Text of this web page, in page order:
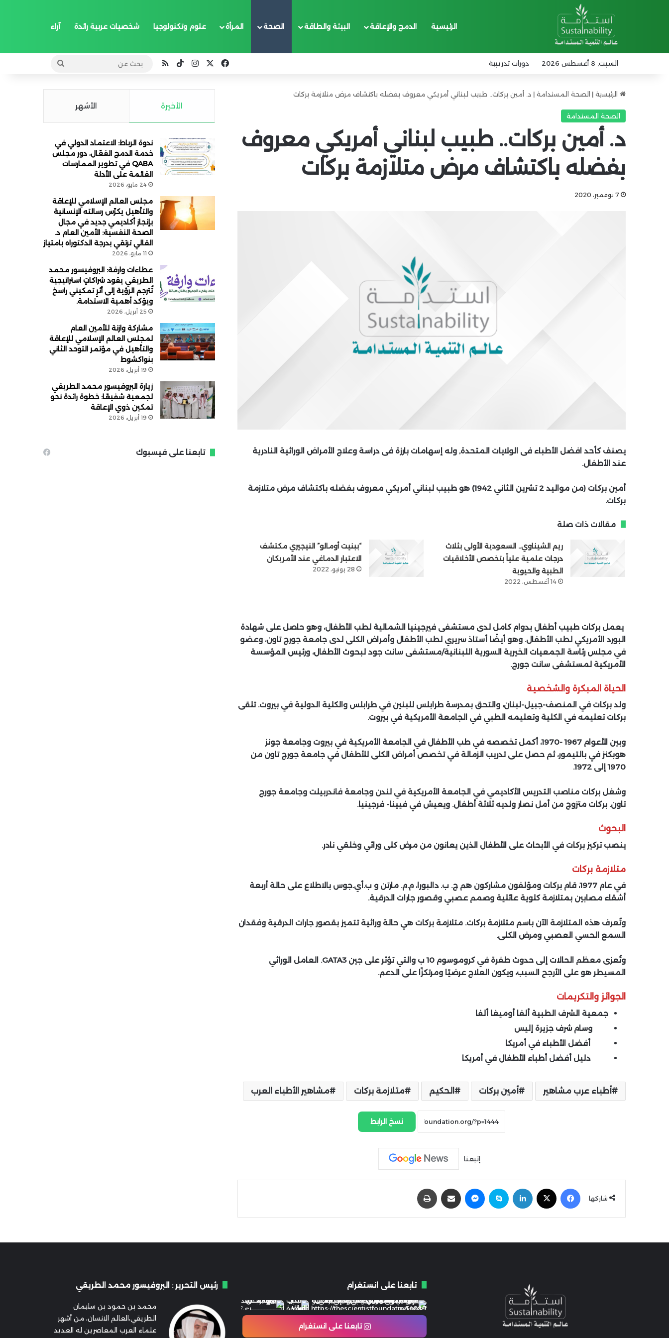
الرئيسية الدمج والإعاقة البيئة والطاقة الصحة المرأة علوم وتكنولوجيا شخصيات عربية رائدة آراء
السبت, 8 أغسطس 2026 دورات تدريبية فيسبوكانستقرام
‫TikTokملخص الموقع RSS
بحث
الرئيسية | الصحة المستدامة | د. أمين بركات.. طبيب لبناني أمريكي معروف بفضله باكتشاف مرض متلازمة بركات
الصحة المستدامة
د. أمين بركات.. طبيب لبناني أمريكي معروف
بفضله باكتشاف مرض متلازمة بركات
7 نوفمبر، 2020
يصنف كأحد افضل الأطباء فى الولايات المتحدة, وله إسهامات بارزة فى دراسة وعلاج الأمراض الوراثية النادرية
عند الأطفال.
أمين بركات (من مواليد 2 تشرين الثاني 1942) هو طبيب لبناني أمريكي معروف بفضله باكتشاف مرض متلازمة
بركات.
مقالات ذات صلة
ريم الشيناوي.. السعودية الأولى بثلاث
درجات علمية علياً بتخصص الأخلاقيات
الطبية والحيوية
14 أغسطس، 2022
“ببنيت أومالو” النيجيري مكتشف
الاعتبار الدماغي عند الأمريكان
28 يونيو، 2022
يعمل بركات طبيب أطفال بدوام كامل لدى مستشفى فيرجينيا الشمالية لطب الأطفال، وهو حاصل على شهادة
البورد الأمريكي لطب الأطفال. وهو أيضًا أستاذ سريري لطب الأطفال وأمراض الكلى لدى جامعة جورج تاون، وعضو
في مجلس رئاسة الجمعيات الخيرية السورية اللبنانية/مستشفى سانت جود لبحوث الأطفال، ورئيس المؤسسة
الأمريكية لمستشفى سانت جورج.
الحياة المبكرة والشخصية
ولد بركات في المنصف-جبيل-لبنان، والتحق بمدرسة طرابلس للبنين في طرابلس والكلية الدولية في بيروت. تلقى
بركات تعليمه في الكلية وتعليمه الطبي في الجامعة الأمريكية في بيروت.
وبين الأعوام 1967 -1970، أكمل تخصصه في طب الأطفال في الجامعة الأمريكية في بيروت وجامعة جونز
هوبكنز في بالتيمور، ثم حصل على تدريب الزمالة في تخصص أمراض الكلى للأطفال في جامعة جورج تاون من
1970 إلى 1972.
وشغل بركات مناصب التدريس الأكاديمي في الجامعة الأمريكية في لندن وجامعة فاندربيلت وجامعة جورج
تاون. بركات متزوج من أمل نصار ولديه ثلاثة أطفال. ويعيش في فيينا- فرجينيا.
البحوث
ينصب تركيز بركات في الأبحاث على الأطفال الذين يعانون من مرض كلى وراثي وخلقي نادر.
متلازمة بركات
في عام 1977، قام بركات ومؤلفون مشاركون هم ج. ب. دالبورا، م.م. مارتن و ب.أي.جوس بالاطلاع على حالة أربعة
أشقاء مصابين بمتلازمة كلوية عائلية وصمم عصبي وقصور جارات الدرقية.
وتُعرف هذه المتلازمة الآن باسم متلازمة بركات. متلازمة بركات هي حالة وراثية تتميز بقصور جارات الدرقية وفقدان
السمع الحسي العصبي ومرض الكلى.
وتُعزى معظم الحالات إلى حدوث طفرة في كروموسوم 10 ب والتي تؤثر على جين GATA3. العامل الوراثي
المسيطر هو على الأرجح السبب، ويكون العلاج عرضيًا ومرتكزًا على الدعم.
الجوائز والتكريمات
جمعية الشرف الطبية ألفا أوميغا ألفا
وسام شرف جزيرة إليس
أفضل الأطباء في أمريكا
دليل أفضل أطباء الأطفال في أمريكا
أطباء عرب مشاهير أمين بركات الحكيم متلازمة بركات مشاهير الأطباء العرب
نسخ الرابط
إتبعنا
شاركها
فيسبوك لينكدإن سكايب ماسنجر مشاركة عبر البريد
الأخيرة الأشهر
ندوة الرباط: الاعتماد الدولي في
خدمة الدمج الفعّال، دور مجلس
QABA في تطوير الممارسات
القائمة على الأدلة
24 مايو، 2026
مجلس العالم الإسلامي للإعاقة
والتأهيل يكرّس رسالته الإنسانية
بإنجاز أكاديمي جديد في مجال
الصحة النفسية: الأمين العام د.
القالي ترتقي بدرجة الدكتوراه بامتياز
11 مايو، 2026
عطاءات وارفة: البروفيسور محمد
الطريقي يقود شراكاتٍ استراتيجية
تُترجم الرؤية إلى أثرٍ تمكيني راسخ
ويؤكد أهمية الاستدامة.
25 أبريل، 2026
مشاركة وازنة للأمين العام
لمجلس العالم الإسلامي للإعاقة
والتأهيل في مؤتمر التوحد الثاني
بنواكشوط
19 أبريل، 2026
زيارة البروفيسور محمد الطريقي
لجمعية شفيعًا: خطوة رائدة نحو
تمكين ذوي الإعاقة
19 أبريل، 2026
تابعنا على فيسبوك
تابعنا على انستغرام
تابعنا على انستغرام
رئيس التحرير : البروفيسور محمد الطريقي
محمد بن حمود بن سليمان
الطريقي،العالم الانسان، من أشهر
علماء العرب المعاصرين له العديد